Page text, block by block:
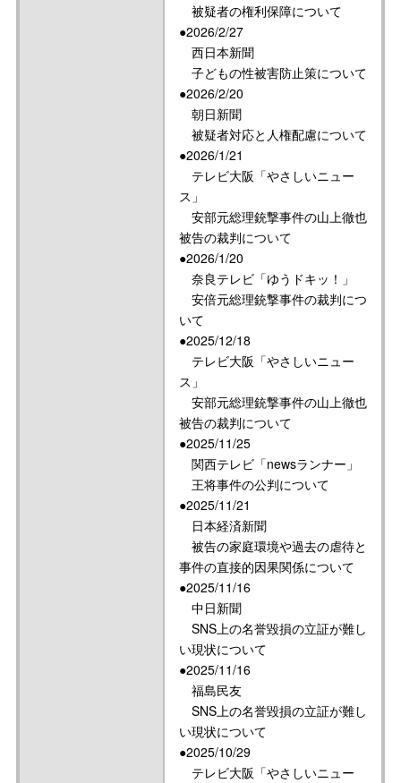
被疑者の権利保障について
●2026/2/27
西日本新聞
子どもの性被害防止策について
●2026/2/20
朝日新聞
被疑者対応と人権配慮について
●2026/1/21
テレビ大阪「やさしいニュー
ス」
安部元総理銃撃事件の山上徹也
被告の裁判について
●2026/1/20
奈良テレビ「ゆうドキッ！」
安倍元総理銃撃事件の裁判につ
いて
●2025/12/18
テレビ大阪「やさしいニュー
ス」
安部元総理銃撃事件の山上徹也
被告の裁判について
●2025/11/25
関西テレビ「newsランナー」
王将事件の公判について
●2025/11/21
日本経済新聞
被告の家庭環境や過去の虐待と
事件の直接的因果関係について
●2025/11/16
中日新聞
SNS上の名誉毀損の立証が難し
い現状について
●2025/11/16
福島民友
SNS上の名誉毀損の立証が難し
い現状について
●2025/10/29
テレビ大阪「やさしいニュー